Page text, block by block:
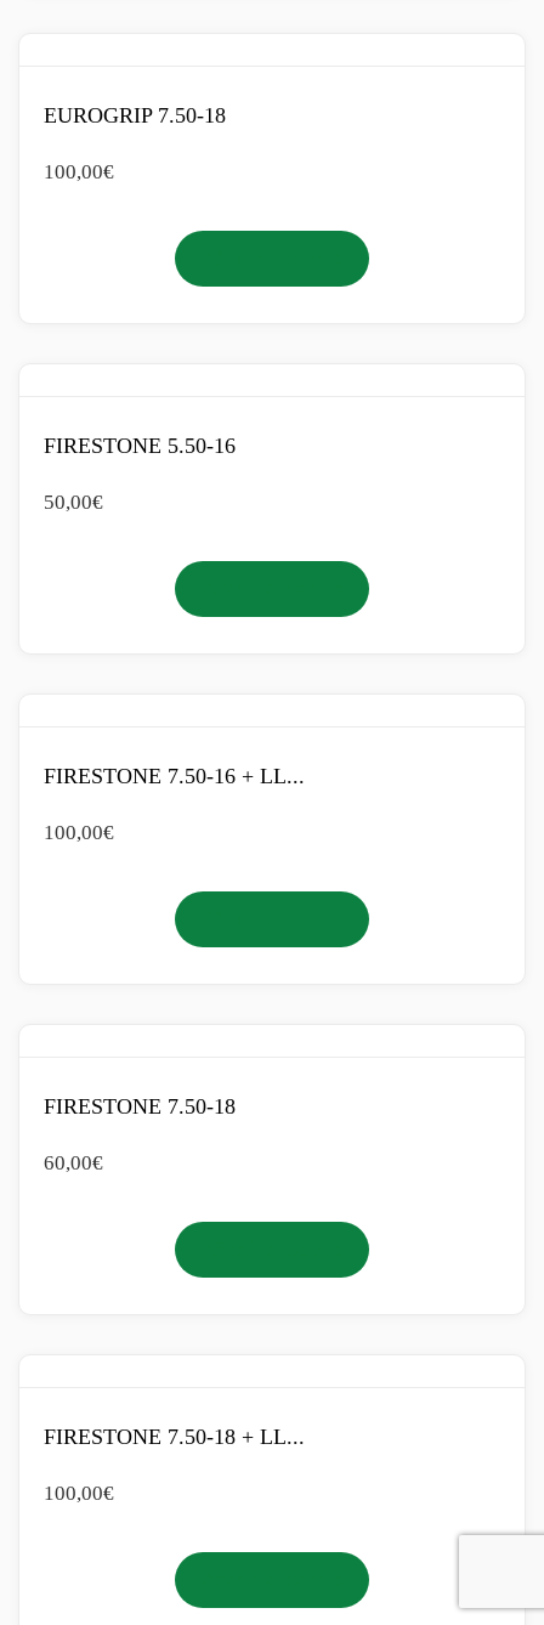
EUROGRIP 7.50-18
100,00€
FIRESTONE 5.50-16
50,00€
FIRESTONE 7.50-16 + LL...
100,00€
FIRESTONE 7.50-18
60,00€
FIRESTONE 7.50-18 + LL...
100,00€